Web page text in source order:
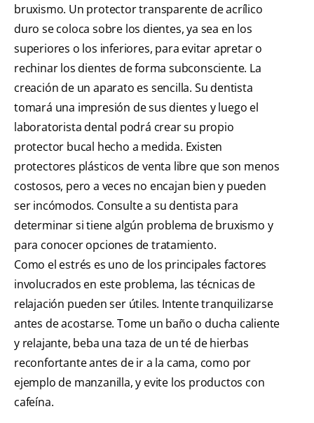
bruxismo. Un protector transparente de acrílico
duro se coloca sobre los dientes, ya sea en los
superiores o los inferiores, para evitar apretar o
rechinar los dientes de forma subconsciente. La
creación de un aparato es sencilla. Su dentista
tomará una impresión de sus dientes y luego el
laboratorista dental podrá crear su propio
protector bucal hecho a medida. Existen
protectores plásticos de venta libre que son menos
costosos, pero a veces no encajan bien y pueden
ser incómodos. Consulte a su dentista para
determinar si tiene algún problema de bruxismo y
para conocer opciones de tratamiento.
Como el estrés es uno de los principales factores
involucrados en este problema, las técnicas de
relajación pueden ser útiles. Intente tranquilizarse
antes de acostarse. Tome un baño o ducha caliente
y relajante, beba una taza de un té de hierbas
reconfortante antes de ir a la cama, como por
ejemplo de manzanilla, y evite los productos con
cafeína.